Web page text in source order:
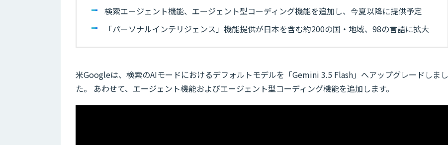
検索エージェント機能、エージェント型コーディング機能を追加し、今夏以降に提供予定
「パーソナルインテリジェンス」機能提供が日本を含む約200の国・地域、98の言語に拡大
米Googleは、検索のAIモードにおけるデフォルトモデルを「Gemini 3.5 Flash」へアップグレードしまし
た。 あわせて、エージェント機能およびエージェント型コーディング機能を追加します。